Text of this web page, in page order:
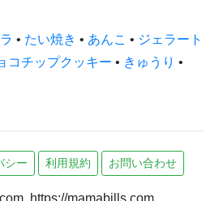
• たい焼き • あんこ • ジェラート
コチップクッキー • きゅうり •
シー 利用規約 お問い合わせ
https://mamabills.com.